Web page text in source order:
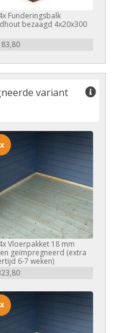
Funderingsbalk
bezaagd 4x20x300
variant
Vloerpakket 18 mm
geïmpregneerd (extra
6-7 weken)